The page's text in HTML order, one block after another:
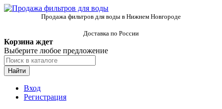
Продажа фильтров для воды в Нижнем Новгороде
Доставка по России
Корзина ждет
Выберите любое предложение
Найти
Вход
Регистрация